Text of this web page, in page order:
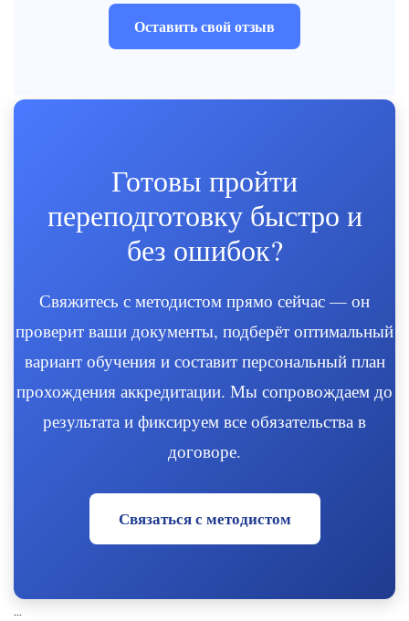
Оставить свой отзыв
Готовы пройти
переподготовку быстро и
без ошибок?
Свяжитесь с методистом прямо сейчас — он
проверит ваши документы, подберёт оптимальный
вариант обучения и составит персональный план
прохождения аккредитации. Мы сопровождаем до
результата и фиксируем все обязательства в
договоре.
Связаться с методистом
...